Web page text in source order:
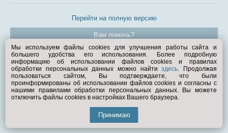
Перейти на полную версию
Вам помочь?
© Exist.ru 1998—2026
Мы используем файлы cookies для улучшения работы сайта и
большего удобства его использования. Более подробную
информацию об использовании файлов cookies и правилах
обработки персональных данных можно найтиздесь. Продолжая
пользоваться сайтом, Вы подтверждаете, что были
проинформированы об использовании файлов cookies и согласны с
нашими правилами обработки персональных данных. Вы можете
отключить файлы cookies в настройках Вашего браузера.
Принимаю